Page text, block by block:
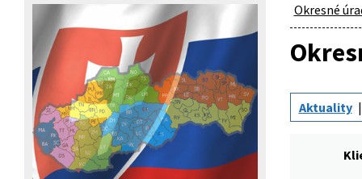
Okresné
Aktuality